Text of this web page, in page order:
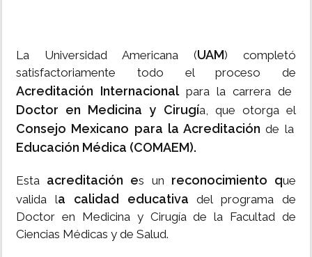
La Universidad Americana (UAM) completó
satisfactoriamente todo el proceso de
Acreditación Internacionalpara la carrera de
Doctor en Medicina y Cirugía, que otorga el
Consejo Mexicano para la Acreditación de la
Educación Médica (COMAEM).
Esta acreditación es un reconocimiento que
valida la calidad educativadel programa de
Doctor en Medicina y Cirugía de la Facultad de
Ciencias Médicas y de Salud.